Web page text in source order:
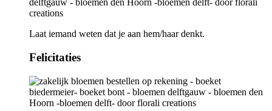
Laat iemand weten dat je aan hem/haar denkt.
Felicitaties